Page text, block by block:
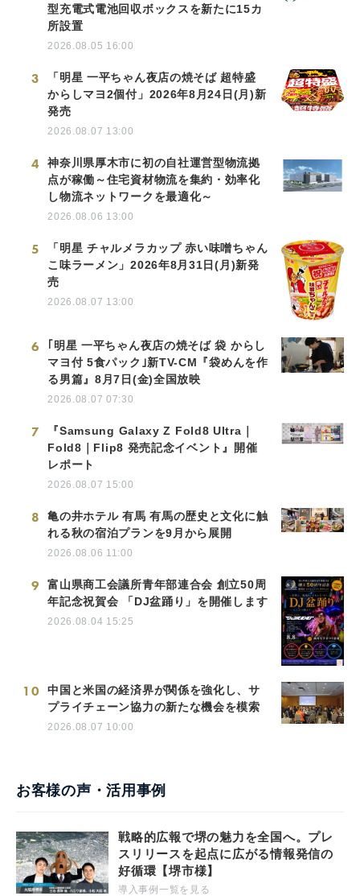
型充電式電池回収ボックスを新たに15カ
所設置
2026.08.05 16:00
3
「明星 一平ちゃん夜店の焼そば 超特盛
からしマヨ2個付」2026年8月24日(月)新
発売
2026.08.07 13:00
4
神奈川県厚木市に初の自社運営型物流拠
点が稼働～住宅資材物流を集約・効率化
し物流ネットワークを最適化～
2026.08.06 13:00
5
「明星 チャルメラカップ 赤い味噌ちゃん
こ味ラーメン」2026年8月31日(月)新発
売
2026.08.07 13:00
6
｢明星 一平ちゃん夜店の焼そば 袋 からし
マヨ付 5食パック｣新TV-CM『袋めんを作
る男篇』8月7日(金)全国放映
2026.08.07 07:30
7
『Samsung Galaxy Z Fold8 Ultra｜
Fold8｜Flip8 発売記念イベント』開催
レポート
2026.08.07 15:00
8
亀の井ホテル 有馬 有馬の歴史と文化に触
れる秋の宿泊プランを9月から展開
2026.08.06 11:00
9
富山県商工会議所青年部連合会 創立50周
年記念祝賀会 「DJ盆踊り」を開催します
2026.08.04 15:25
10
中国と米国の経済界が関係を強化し、サ
プライチェーン協力の新たな機会を模索
2026.08.07 10:00
お客様の声・活用事例
戦略的広報で堺の魅力を全国へ。プレ
スリリースを起点に広がる情報発信の
好循環【堺市様】
導入事例一覧を見る